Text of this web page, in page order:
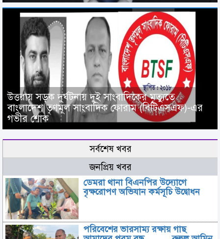
উত্তরায় সড়ক দুর্ঘটনায় দুই সাংবাদিকের মৃত্যুতে
বাংলাদেশ তৃণমূল সাংবাদিক ফোরাম (বিটিএসএফ)-এর
গভীর শোক
সর্বশেষ খবর
জনপ্রিয় খবর
ডেমরা থানা বিএনপির উদ্যোগে
বৃক্ষরোপণ অভিযান কর্মসূচি উদ্বোধন
পরিবেশের ভারসাম্য রক্ষায় গাছ